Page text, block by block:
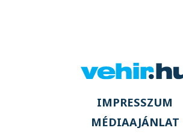
IMPRESSZUM
MÉDIAAJÁNLAT